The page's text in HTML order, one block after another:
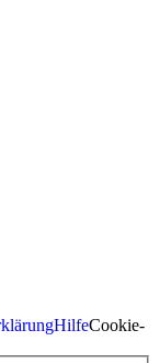
HilfeCookie-